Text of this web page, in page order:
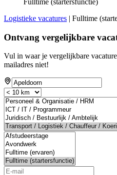
Logistieke vacatures | Fulltime
Ontvang vergelijkbare
Vul in waar je vergelijkbare
mailadres niet!